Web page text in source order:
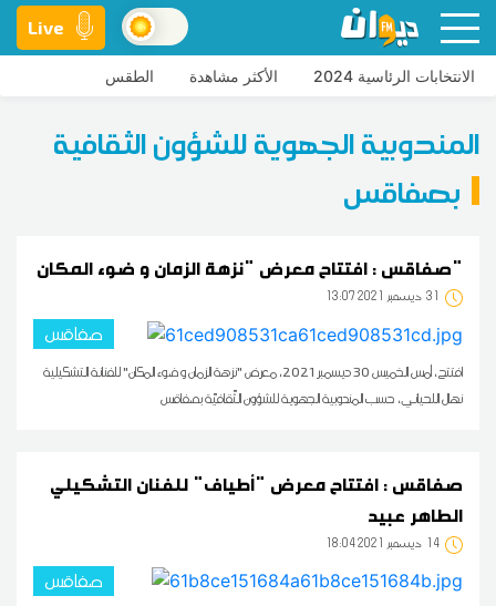
Live
الانتخابات الرئاسية 2024 الأكثر مشاهدة الطقس
المندوبية الجهوية للشؤون الثقافية
بصفاقس
صفاقس : افتتاح معرض "نزهة الزمان و ضوء المكان"
31 13:07 2021 ديسمبر
صفاقس
افتتح، أمس الخميس 30 ديسمبر 2021، معرض "نزهة الزمان و ضوء المكان" للفنانة التشكيلية
نهال اللحياني، حسب المندوبية الجهوية للشؤون الثّقافيّة بصفاقس‎
صفاقس : افتتاح معرض "أطياف" للفنان التشكيلي
الطاهر عبيد
14 18:04 2021 ديسمبر
صفاقس